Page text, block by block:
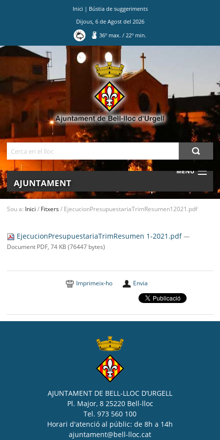
Inici | Bústia de suggeriments
Dijous, 6de Agostdel 2026
36º max./ 22º min.
MENU
AJUNTAMENT
BELL-LLOC SOLUCIONA
Sou a: Inici / Fitxers/ EjecucionPresupuestariaTrimResumen12021.pdf
EjecucionPresupuestariaTrimResumen 1-2021.pdf—
Document PDF, 74 KB (76447 bytes)
Imprimeix-ho Envia
AJUNTAMENT DE BELL-LLOC D’URGELL
Pl. Major, 8 25220 Bell-lloc
Tel. 973 560 100
Horari d'atenció al públic: de 8h a 14h
ajuntament@bell-lloc.cat